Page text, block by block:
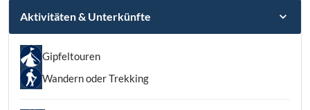
Aktivitäten & Unterkünfte
Gipfeltouren
Wandern oder Trekking